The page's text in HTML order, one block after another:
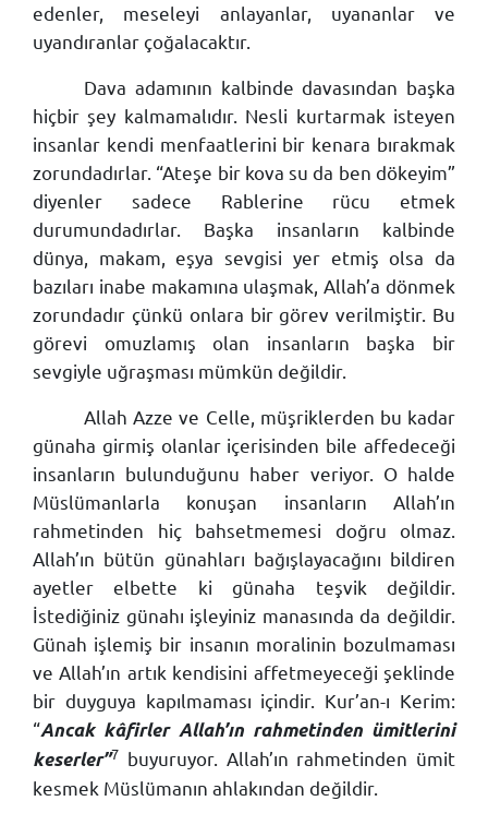
edenler, meseleyi anlayanlar, uyananlar ve
uyandıranlar çoğalacaktır.
Dava adamının kalbinde davasından başka
hiçbir şey kalmamalıdır. Nesli kurtarmak isteyen
insanlar kendi menfaatlerini bir kenara bırakmak
zorundadırlar. “Ateşe bir kova su da ben dökeyim”
diyenler sadece Rablerine rücu etmek
durumundadırlar. Başka insanların kalbinde
dünya, makam, eşya sevgisi yer etmiş olsa da
bazıları inabe makamına ulaşmak, Allah’a dönmek
zorundadır çünkü onlara bir görev verilmiştir. Bu
görevi omuzlamış olan insanların başka bir
sevgiyle uğraşması mümkün değildir.
Allah Azze ve Celle, müşriklerden bu kadar
günaha girmiş olanlar içerisinden bile affedeceği
insanların bulunduğunu haber veriyor. O halde
Müslümanlarla konuşan insanların Allah’ın
rahmetinden hiç bahsetmemesi doğru olmaz.
Allah’ın bütün günahları bağışlayacağını bildiren
ayetler elbette ki günaha teşvik değildir.
İstediğiniz günahı işleyiniz manasında da değildir.
Günah işlemiş bir insanın moralinin bozulmaması
ve Allah’ın artık kendisini affetmeyeceği şeklinde
bir duyguya kapılmaması içindir. Kur’an-ı Kerim:
“Ancak kâfirler Allah’ın rahmetinden ümitlerini
keserler”7 buyuruyor. Allah’ın rahmetinden ümit
kesmek Müslümanın ahlakından değildir.